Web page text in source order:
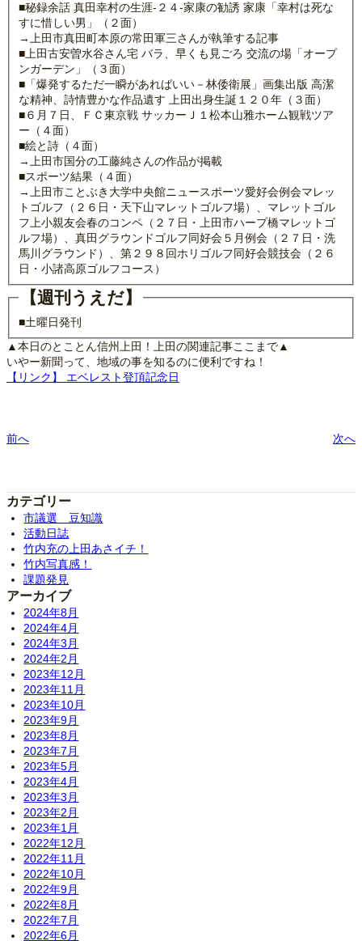
■秘録余話 真田幸村の生涯-２４-家康の勧誘 家康「幸村は死な
すに惜しい男」（２面）
→上田市真田町本原の常田軍三さんが執筆する記事
■上田古安曽水谷さん宅 バラ、早くも見ごろ 交流の場「オープ
ンガーデン」（３面）
■「爆発するただ一瞬があればいい－林倭衛展」画集出版 高潔
な精神、詩情豊かな作品遺す 上田出身生誕１２０年（３面）
■６月７日、ＦＣ東京戦 サッカーＪ１松本山雅ホーム観戦ツア
ー（４面）
■絵と詩（４面）
→上田市国分の工藤純さんの作品が掲載
■スポーツ結果（４面）
→上田市ことぶき大学中央館ニュースポーツ愛好会例会マレッ
トゴルフ（２６日・天下山マレットゴルフ場）、マレットゴル
フ上小親友会春のコンペ（２７日・上田市ハープ橋マレットゴ
ルフ場）、真田グラウンドゴルフ同好会５月例会（２７日・洗
馬川グラウンド）、第２９８回ホリゴルフ同好会競技会（２６
日・小諸高原ゴルフコース）
【週刊うえだ】
■土曜日発刊
▲本日のとことん信州上田！上田の関連記事ここまで▲
いやー新聞って、地域の事を知るのに便利ですね！
【リンク】 エベレスト登頂記念日
前へ 次へ
カテゴリー
市議選 豆知識
活動日誌
竹内充の上田あさイチ！
竹内写真感！
課題発見
アーカイブ
2024年8月
2024年4月
2024年3月
2024年2月
2023年12月
2023年11月
2023年10月
2023年9月
2023年8月
2023年7月
2023年5月
2023年4月
2023年3月
2023年2月
2023年1月
2022年12月
2022年11月
2022年10月
2022年9月
2022年8月
2022年7月
2022年6月